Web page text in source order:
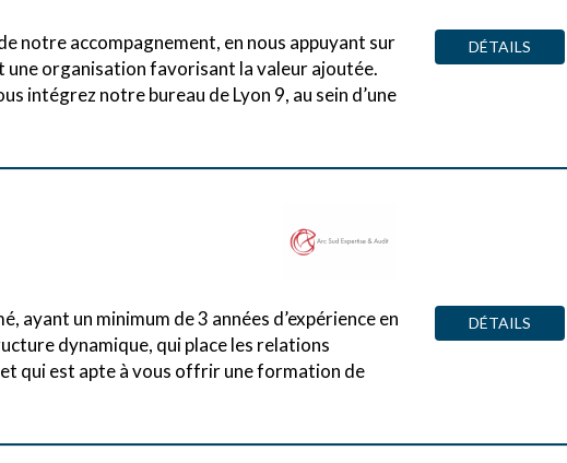
notre accompagnement, en nous appuyant sur
organisation favorisant la valeur ajoutée.
intégrez notre bureau de Lyon 9, au sein d’une
DÉTAILS
un minimum de 3 années d’expérience en
dynamique, qui place les relations
qui est apte à vous offrir une formation de
DÉTAILS